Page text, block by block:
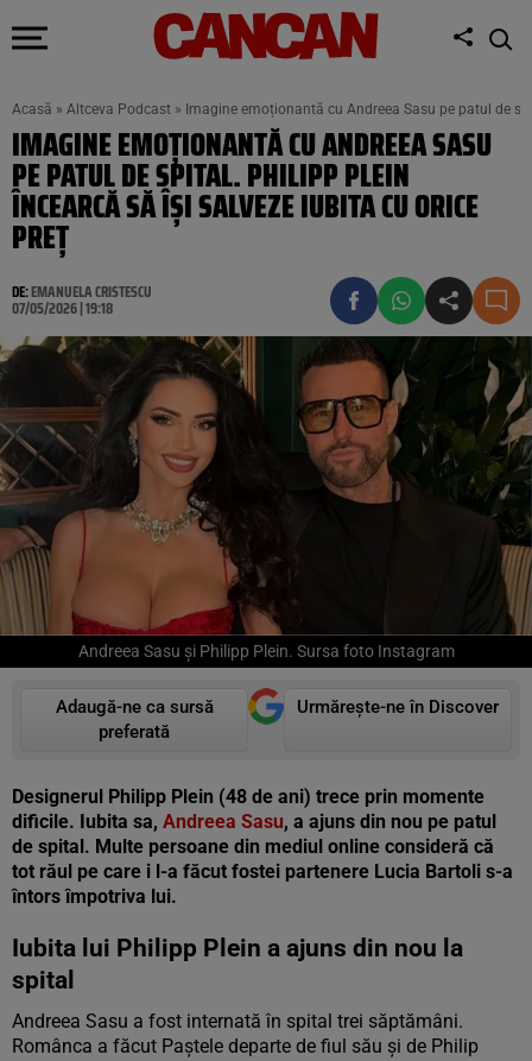
Acasă » Altceva Podcast » Imagine emoționantă cu Andreea Sasu pe patul de
IMAGINE EMOȚIONANTĂ CU ANDREEA SASU
PE PATUL DE SPITAL. PHILIPP PLEIN
ÎNCEARCĂ SĂ ÎȘI SALVEZE IUBITA CU ORICE
PREȚ
DE:EMANUELA CRISTESCU
07/05/2026 | 19:18
Andreea Sasu și Philipp Plein. Sursa foto Instagram
Adaugă-ne ca sursă
preferată
Urmărește-ne în Discover
Designerul Philipp Plein (48 de ani) trece prin momente
dificile. Iubita sa, Andreea Sasu, a ajuns din nou pe patul
de spital. Multe persoane din mediul online consideră că
tot răul pe care i l-a făcut fostei partenere Lucia Bartoli s-a
întors împotriva lui.
Iubita lui Philipp Plein a ajuns din nou la
spital
Andreea Sasu a fost internată în spital trei săptămâni.
Românca a făcut Paștele departe de fiul său și de Philip